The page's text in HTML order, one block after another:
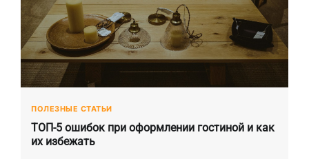
ПОЛЕЗНЫЕ СТАТЬИ
ТОП-5 ошибок при оформлении гостиной и как
их избежать